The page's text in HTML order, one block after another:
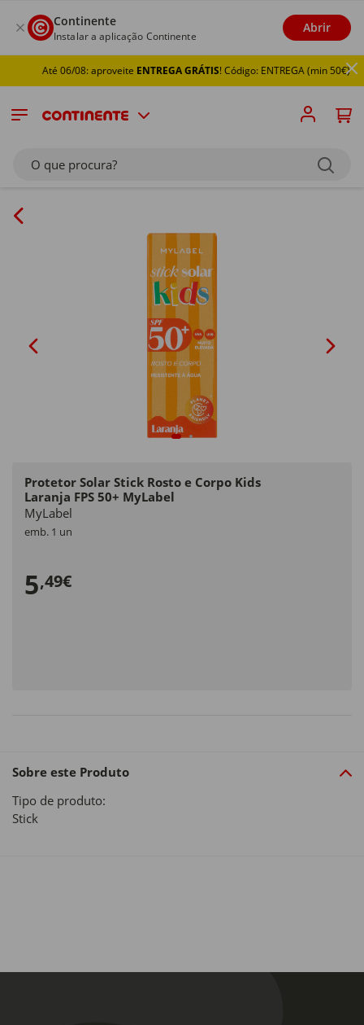
Continente
Instalar a aplicação Continente
Abrir
Até 06/08: aproveiteENTREGA GRÁTIS! Código: ENTREGA (min 50€)
O que procura?
Protetor Solar Stick Rosto e Corpo Kids
Laranja FPS 50+ MyLabel
MyLabel
emb. 1 un
5,49€
Sobre este Produto
Tipo de produto:
Stick